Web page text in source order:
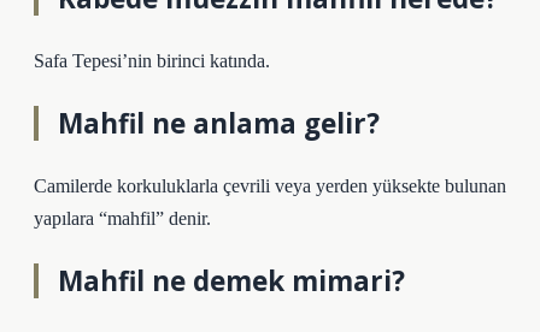
Safa Tepesi’nin birinci katında.
Mahfil ne anlama gelir?
Camilerde korkuluklarla çevrili veya yerden yüksekte bulunan
yapılara “mahfil” denir.
Mahfil ne demek mimari?